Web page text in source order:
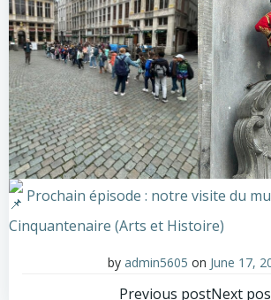
Prochain épisode : notre visite du
Cinquantenaire (Arts et Histoire)
by admin5605 on June 17,
Previous postNext